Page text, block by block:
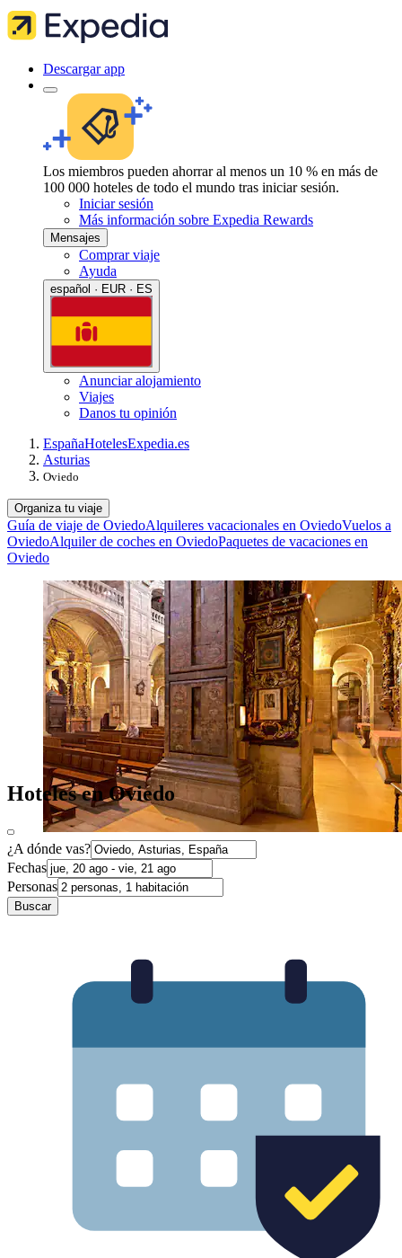
Descargar app
Los miembros pueden ahorrar al menos un 10 % en más de
100 000 hoteles de todo el mundo tras iniciar sesión.
Iniciar sesión
Más información sobre Expedia Rewards
Mensajes
Comprar viaje
Ayuda
español · EUR · ES
Anunciar alojamiento
Viajes
Danos tu opinión
EspañaHotelesExpedia.es
Asturias
Oviedo
Organiza tu viaje
Guía de viaje de OviedoAlquileres vacacionales en OviedoVuelos a
OviedoAlquiler de coches en OviedoPaquetes de vacaciones en
Oviedo
Hoteles en Oviedo
¿A dónde vas?
Fechas
Personas
Buscar